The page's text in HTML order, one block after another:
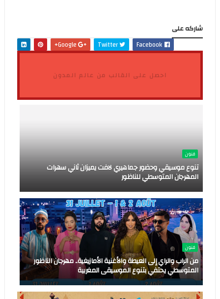
شاركه على
Facebook
Twitter
احصل على القالب من عالم المدون
فنون
تنوع موسيقي وحضور جماهيري لافت يميزان ثاني سهرات
المهرجان المتوسطي للناظور
فنون
من الراب والراي إلى العيطة والأغنية الأمازيغية.. مهرجان الناظور
المتوسطي يحتفي بتنوع الموسيقى المغربية